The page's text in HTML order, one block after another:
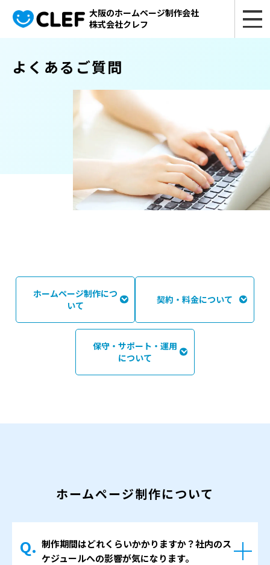
大阪のホームページ制作会社
株式会社クレフ
よくあるご質問
ホームページ制作につ
いて
契約・料金について
保守・サポート・運用
について
ホームページ制作について
制作期間はどれくらいかかりますか？社内のス
ケジュールへの影響が気になります。